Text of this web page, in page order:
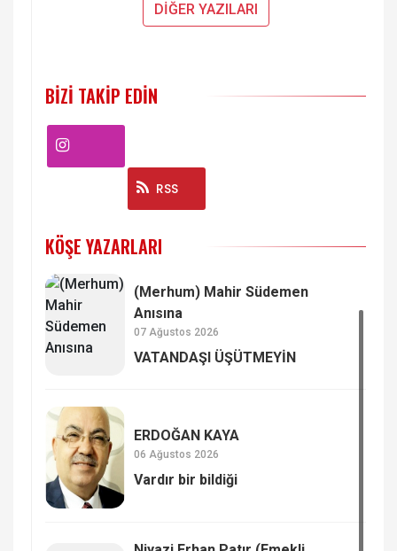
DİĞER YAZILARI
BIZI TAKIP EDIN
RSS
KÖŞE YAZARLARI
(Merhum) Mahir Südemen
Anısına
07 Ağustos 2026
VATANDAŞI ÜŞÜTMEYİN
ERDOĞAN KAYA
06 Ağustos 2026
Vardır bir bildiği